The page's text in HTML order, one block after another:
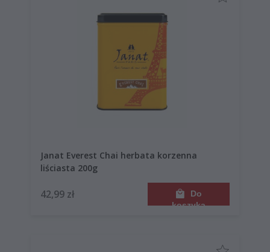
Janat Everest Chai herbata korzenna
liściasta 200g
42,99 zł
Do
koszyka